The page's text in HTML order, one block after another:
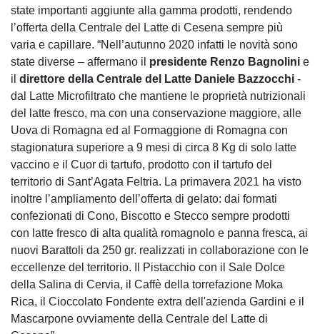
state importanti aggiunte alla gamma prodotti, rendendo
l’offerta della Centrale del Latte di Cesena sempre più
varia e capillare. “Nell’autunno 2020 infatti le novità sono
state diverse – affermano il presidente Renzo Bagnolini e
il direttore della Centrale del Latte Daniele Bazzocchi -
dal Latte Microfiltrato che mantiene le proprietà nutrizionali
del latte fresco, ma con una conservazione maggiore, alle
Uova di Romagna ed al Formaggione di Romagna con
stagionatura superiore a 9 mesi di circa 8 Kg di solo latte
vaccino e il Cuor di tartufo, prodotto con il tartufo del
territorio di Sant’Agata Feltria. La primavera 2021 ha visto
inoltre l’ampliamento dell’offerta di gelato: dai formati
confezionati di Cono, Biscotto e Stecco sempre prodotti
con latte fresco di alta qualità romagnolo e panna fresca, ai
nuovi Barattoli da 250 gr. realizzati in collaborazione con le
eccellenze del territorio. Il Pistacchio con il Sale Dolce
della Salina di Cervia, il Caffè della torrefazione Moka
Rica, il Cioccolato Fondente extra dell'azienda Gardini e il
Mascarpone ovviamente della Centrale del Latte di